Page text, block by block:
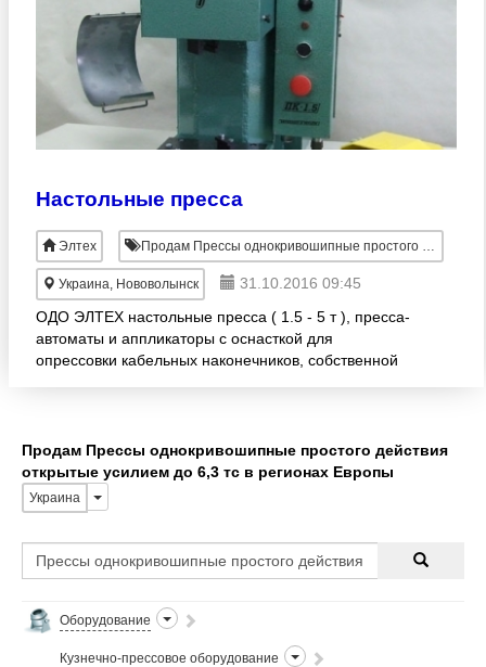
Настольные пресса
Элтех Продам Прессы однокривошипные простого действия открытые усилием до 6, 3 тс
Украина, Нововолынск
31.10.2016 09:45
ОДО ЭЛТЕХ настольные пресса ( 1.5 - 5 т ), пресса-
автоматы и аппликаторы с оснасткой для
опрессовки кабельных наконечников, собственной
Продам Прессы однокривошипные простого действия
открытые усилием до 6,3 тс в регионах Европы
Украина
Оборудование
Кузнечно-прессовое оборудование